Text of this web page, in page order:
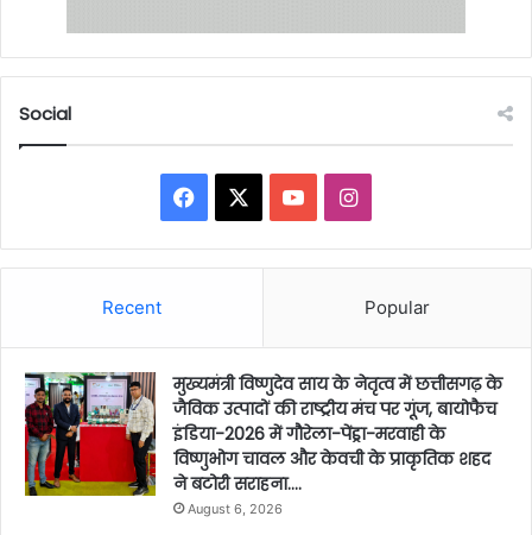
Social
Facebook YouTubeInstagram
Recent Popular
मुख्यमंत्री विष्णुदेव साय के नेतृत्व में छत्तीसगढ़ के
जैविक उत्पादों की राष्ट्रीय मंच पर गूंज, बायोफैच
इंडिया-2026 में गौरेला-पेंड्रा-मरवाही के
विष्णुभोग चावल और केवची के प्राकृतिक शहद
ने बटोरी सराहना….
August 6, 2026